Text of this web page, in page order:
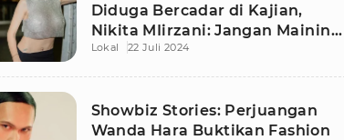
Diduga Bercadar di Kajian,
Nikita MIirzani: Jangan Mainin
Agama!
Lokal 22 Juli 2024
Showbiz Stories: Perjuangan
Wanda Hara Buktikan Fashion